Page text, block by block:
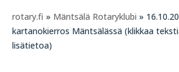
rotary.fi » Mäntsälä Rotaryklubi »
kartanokierros Mäntsälässä (klikkaa
lisätietoa)